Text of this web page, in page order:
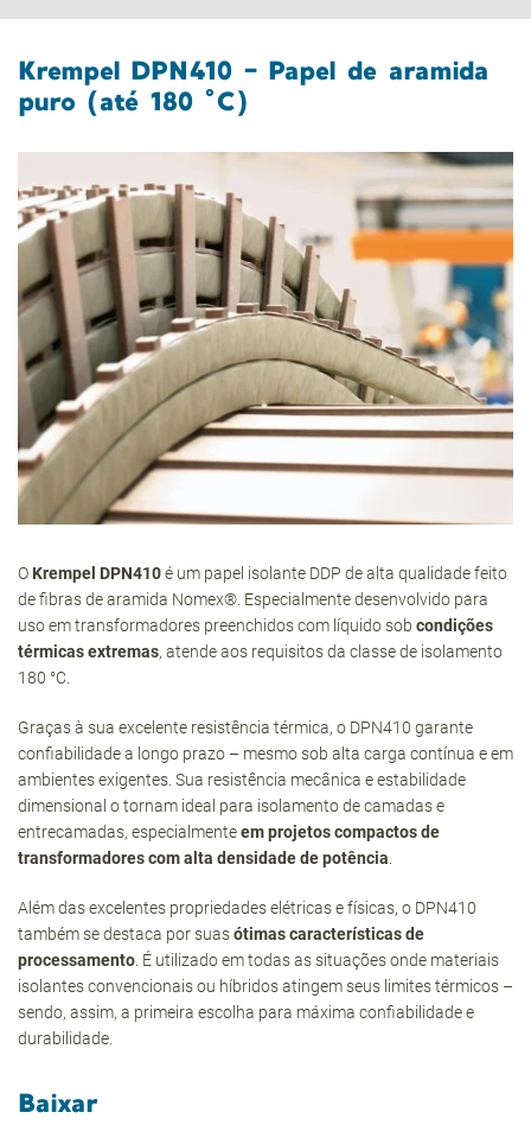
Krempel DPN410 – Papel de aramida
puro (até 180 °C)
O Krempel DPN410é um papel isolante DDP de alta qualidade feito
de fibras de aramida Nomex®. Especialmente desenvolvido para
uso em transformadores preenchidos com líquido sob condições
térmicas extremas, atende aos requisitos da classe de isolamento
180 °C.
Graças à sua excelente resistência térmica, o DPN410 garante
confiabilidade a longo prazo – mesmo sob alta carga contínua e em
ambientes exigentes. Sua resistência mecânica e estabilidade
dimensional o tornam ideal para isolamento de camadas e
entrecamadas, especialmenteem projetos compactos de
transformadores com alta densidade de potência
Além das excelentes propriedades elétricas e físicas, o DPN410
também se destaca por suasótimas características de
processamento . É utilizado em todas as situações onde materiais
isolantes convencionais ou híbridos atingem seus limites térmicos –
sendo, assim, a primeira escolha para máxima confiabilidade e
durabilidade.
Baixar